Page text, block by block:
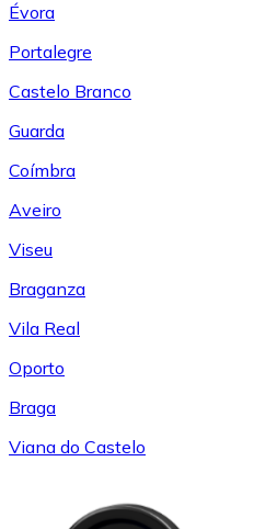
Évora
Portalegre
Castelo Branco
Guarda
Coímbra
Aveiro
Viseu
Braganza
Vila Real
Oporto
Braga
Viana do Castelo